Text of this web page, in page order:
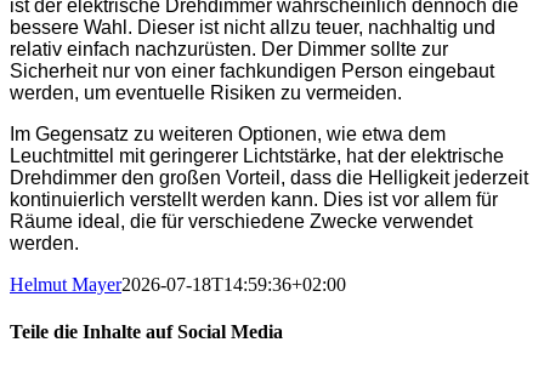
ist der elektrische Drehdimmer wahrscheinlich dennoch die
bessere Wahl. Dieser ist nicht allzu teuer, nachhaltig und
relativ einfach nachzurüsten. Der Dimmer sollte zur
Sicherheit nur von einer fachkundigen Person eingebaut
werden, um eventuelle Risiken zu vermeiden.
Im Gegensatz zu weiteren Optionen, wie etwa dem
Leuchtmittel mit geringerer Lichtstärke, hat der elektrische
Drehdimmer den großen Vorteil, dass die Helligkeit jederzeit
kontinuierlich verstellt werden kann. Dies ist vor allem für
Räume ideal, die für verschiedene Zwecke verwendet
werden.
Helmut Mayer2026-07-18T14:59:36+02:00
Teile die Inhalte auf Social Media